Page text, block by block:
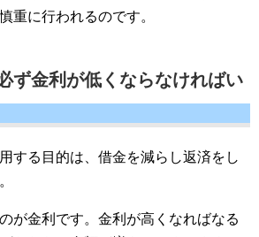
重に行われるのです。
ず金利が低くならなければい
する目的は、借金を減らし返済をし
が金利です。金利が高くなればなる